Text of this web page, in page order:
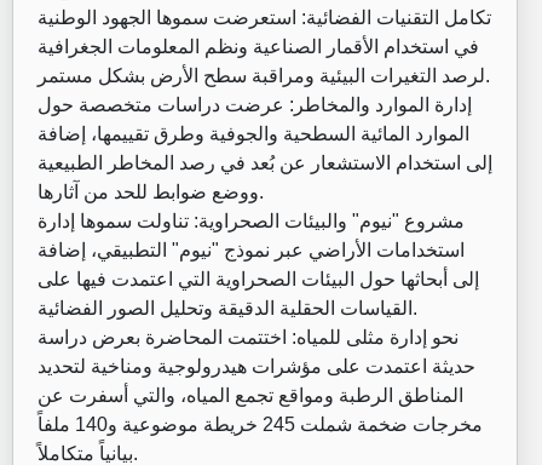
تكامل التقنيات الفضائية: استعرضت سموها الجهود الوطنية
في استخدام الأقمار الصناعية ونظم المعلومات الجغرافية
لرصد التغيرات البيئية ومراقبة سطح الأرض بشكل مستمر.
إدارة الموارد والمخاطر: عرضت دراسات متخصصة حول
الموارد المائية السطحية والجوفية وطرق تقييمها، إضافة
إلى استخدام الاستشعار عن بُعد في رصد المخاطر الطبيعية
ووضع ضوابط للحد من آثارها.
مشروع "نيوم" والبيئات الصحراوية: تناولت سموها إدارة
استخدامات الأراضي عبر نموذج "نيوم" التطبيقي، إضافة
إلى أبحاثها حول البيئات الصحراوية التي اعتمدت فيها على
القياسات الحقلية الدقيقة وتحليل الصور الفضائية.
نحو إدارة مثلى للمياه: اختتمت المحاضرة بعرض دراسة
حديثة اعتمدت على مؤشرات هيدرولوجية ومناخية لتحديد
المناطق الرطبة ومواقع تجمع المياه، والتي أسفرت عن
مخرجات ضخمة شملت 245 خريطة موضوعية و140 ملفاً
بيانياً متكاملاً.